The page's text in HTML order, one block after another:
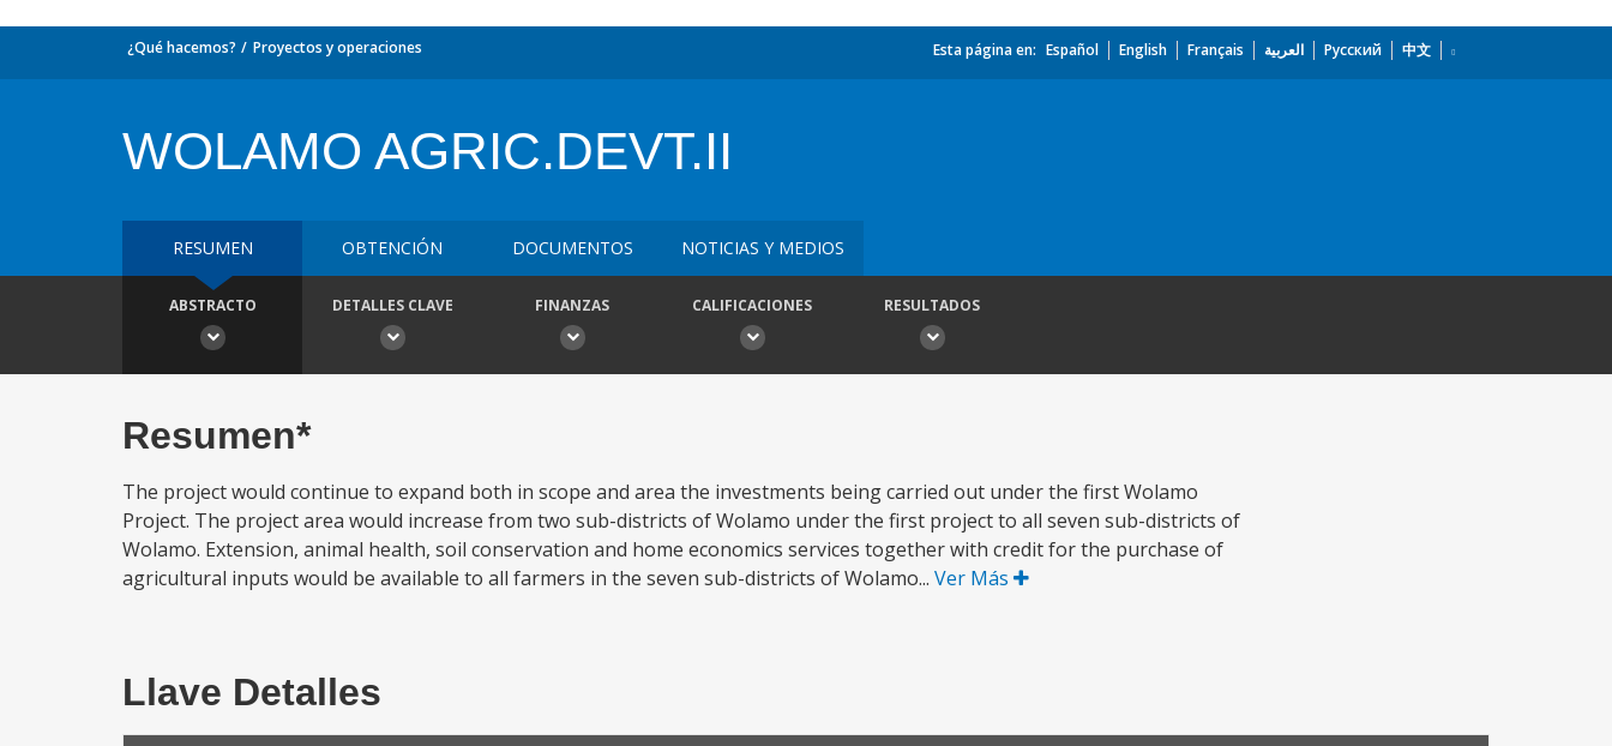
¿Qué hacemos? Proyectos y operaciones Esta página en: Español English Français العربية Русский 中文
WOLAMO AGRIC.DEVT.II
RESUMEN OBTENCIÓN DOCUMENTOS NOTICIAS Y MEDIOS
ABSTRACTO DETALLES CLAVE FINANZAS CALIFICACIONES RESULTADOS
Resumen*
The project would continue to expand both in scope and area the investments being carried out under the first Wolamo
Project. The project area would increase from two sub-districts of Wolamo under the first project to all seven sub-districts of
Wolamo. Extension, animal health, soil conservation and home economics services together with credit for the purchase of
agricultural inputs would be available to all farmers in the seven sub-districts of Wolamo... Ver Más
Llave Detalles